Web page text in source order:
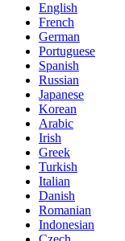
English
French
German
Portuguese
Spanish
Russian
Japanese
Korean
Arabic
Irish
Greek
Turkish
Italian
Danish
Romanian
Indonesian